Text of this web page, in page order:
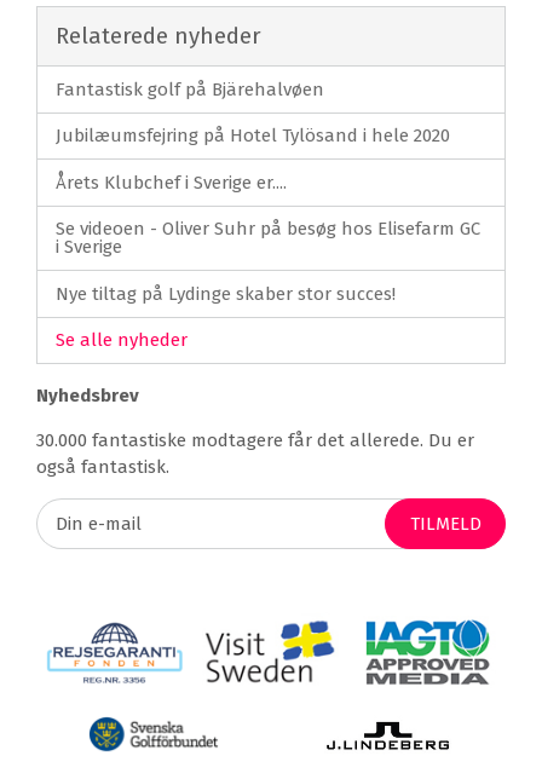
Relaterede nyheder
Fantastisk golf på Bjärehalvøen
Jubilæumsfejring på Hotel Tylösand i hele 2020
Årets Klubchef i Sverige er....
Se videoen - Oliver Suhr på besøg hos Elisefarm GC
i Sverige
Nye tiltag på Lydinge skaber stor succes!
Se alle nyheder
Nyhedsbrev
30.000 fantastiske modtagere får det allerede. Du er
også fantastisk.
TILMELD